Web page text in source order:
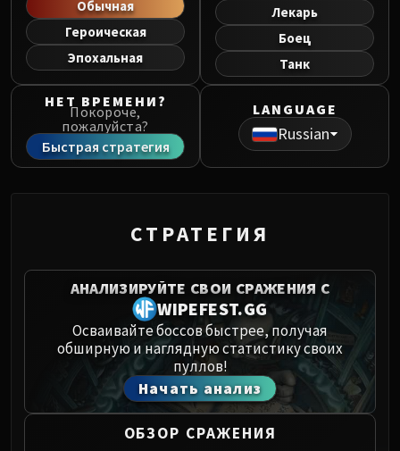
Norushen
Sha of Pride
Galakras
Iron Juggernaut
Kor'kron Dark Shaman
General Nazgrim
Malkorok
Spoils of Pandaria
Thok the Bloodthirsty
Paragons of the Klaxxi
THRONE OF THUNDER
Jin'rokh the Breaker
Horridon
Council of Elders
Tortos
Megaera
Ji-Kun
Обычная
Героическая
Эпохальная
Лекарь
Боец
Танк
НЕТ ВРЕМЕНИ?
Покороче,
пожалуйста?
Быстрая стратегия
LANGUAGE
Russian
СТРАТЕГИЯ
АНАЛИЗИРУЙТЕ СВОИ СРАЖЕНИЯ С
WIPEFEST.GG
Осваивайте боссов быстрее, получая
обширную и наглядную статистику своих
пуллов!
Начать анализ
ОБЗОР СРАЖЕНИЯ